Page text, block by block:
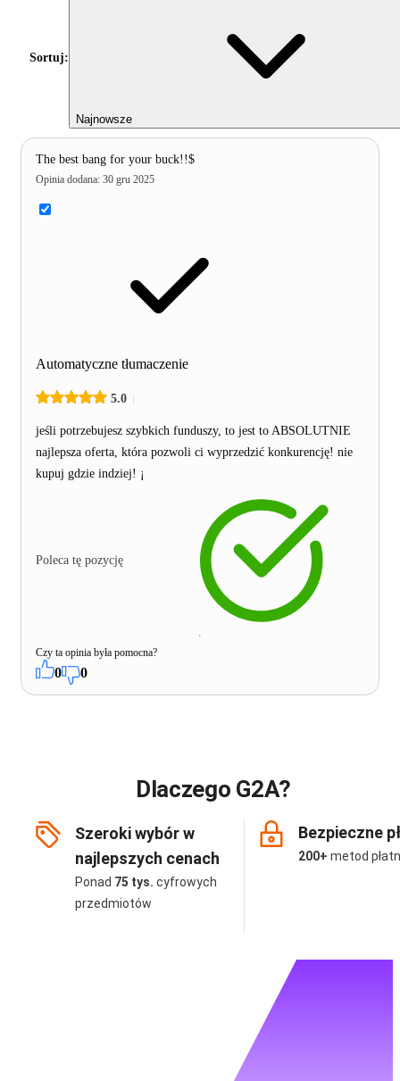
Sortuj:
Najnowsze
The best bang for your buck!!$
Opinia dodana: 30 gru 2025
Automatyczne tłumaczenie
5.0
jeśli potrzebujesz szybkich funduszy, to jest to ABSOLUTNIE
najlepsza oferta, która pozwoli ci wyprzedzić konkurencję! nie
kupuj gdzie indziej! ¡
Poleca tę pozycję
Czy ta opinia była pomocna?
0 0
Dlaczego G2A?
Szeroki wybór w
najlepszych cenach
Ponad 75 tys. cyfrowych
przedmiotów
Bezpieczne
200+ metod